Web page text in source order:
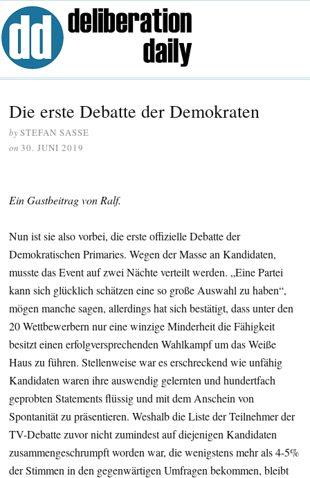
Die erste Debatte der Demokraten
bySTEFAN SASSE
on 30. JUNI 2019
Ein Gastbeitrag von Ralf.
Nun ist sie also vorbei, die erste offizielle Debatte der
Demokratischen Primaries. Wegen der Masse an Kandidaten,
musste das Event auf zwei Nächte verteilt werden. „Eine Partei
kann sich glücklich schätzen eine so große Auswahl zu haben“,
mögen manche sagen, allerdings hat sich bestätigt, dass unter den
20 Wettbewerbern nur eine winzige Minderheit die Fähigkeit
besitzt einen erfolgversprechenden Wahlkampf um das Weiße
Haus zu führen. Stellenweise war es erschreckend wie unfähig
Kandidaten waren ihre auswendig gelernten und hundertfach
geprobten Statements flüssig und mit dem Anschein von
Spontanität zu präsentieren. Weshalb die Liste der Teilnehmer der
TV-Debatte zuvor nicht zumindest auf diejenigen Kandidaten
zusammengeschrumpft worden war, die wenigstens mehr als 4-5%
der Stimmen in den gegenwärtigen Umfragen bekommen, bleibt